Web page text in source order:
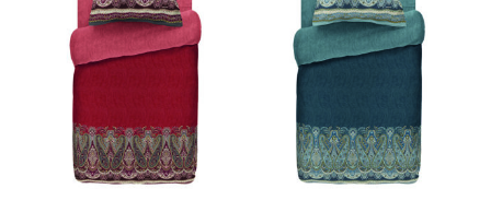
mehrere
Varianten
Optionen
können
mehrere
Varianten
Optionen
können